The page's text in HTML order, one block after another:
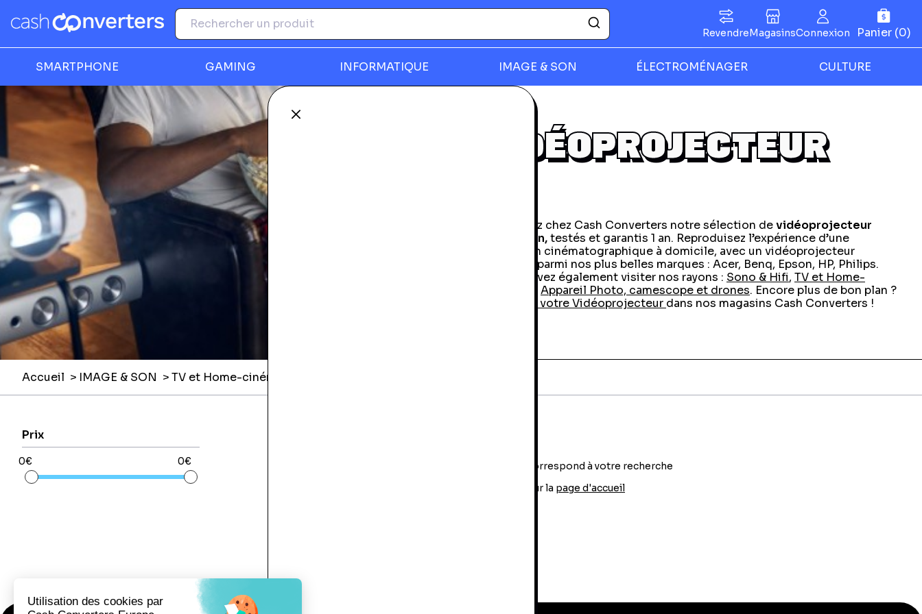
Panier (0)
RevendreMagasinsConnexion
SMARTPHONE GAMING INFORMATIQUE IMAGE & SON ÉLECTROMÉNAGER CULTURE
Fermer
VIDÉOPROJECTEUR
Découvrez chez Cash Converters notre sélection devidéoprojecteur
d'occasion,testés et garantis 1 an. Reproduisez l’expérience d’une
projection cinématographique à domicile, avec un vidéoprojecteur
occasion parmi nos plus belles marques : Acer, Benq, Epson, HP, Philips.
Vous pouvez également visiter nos rayons : Sono & Hifi, TV et Home-
Appareil Photo, camescope et drones. Encore plus de bon plan ?
Revendez votre Vidéoprojecteur dans nos magasins Cash Converters !
Accueil IMAGE & SON TV et Home-cinéma
Prix
0€ 0€
Aucun produit ne correspond à votre recherche
Revenir sur la page d'accueil